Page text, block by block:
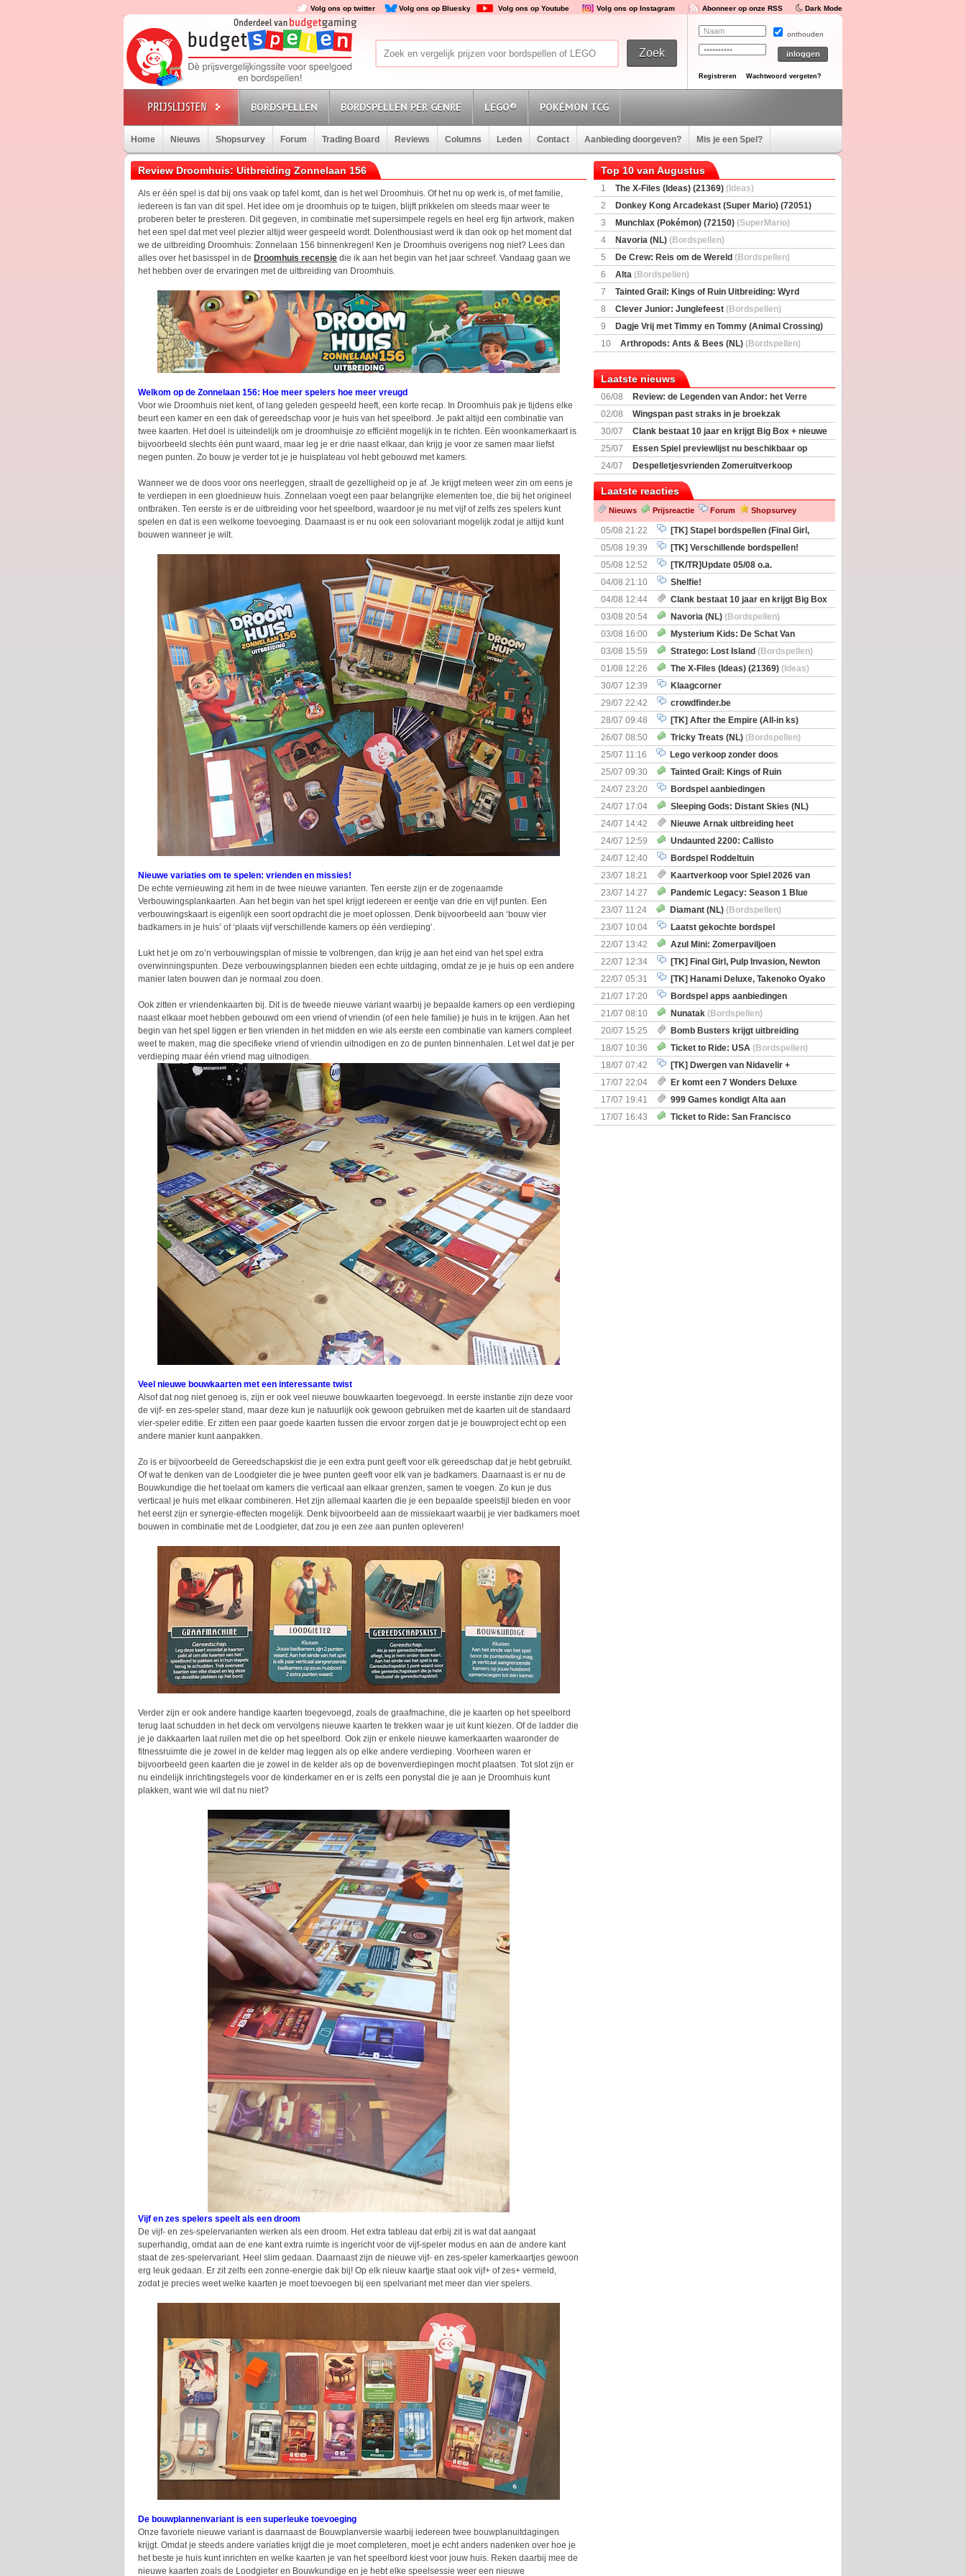
Volg ons op twitter Volg ons op Bluesky Volg ons op Youtube Volg ons op Instagram Abonneer op onze RSS Dark Mode
onthouden
Registreren Wachtwoord vergeten?
BORDSPELLEN BORDSPELLEN PER GENRE LEGO® POKÉMON TCG
Home Nieuws Shopsurvey Forum Trading Board Reviews Columns Leden Contact Aanbieding doorgeven? Mis je een Spel?
Review Droomhuis: Uitbreiding Zonnelaan 156
Als er één spel is dat bij ons vaak op tafel komt, dan is het wel Droomhuis. Of het nu op werk is, of met familie,
iedereen is fan van dit spel. Het idee om je droomhuis op te tuigen, blijft prikkelen om steeds maar weer te
proberen beter te presteren. Dit gegeven, in combinatie met supersimpele regels en heel erg fijn artwork, maken
het een spel dat met veel plezier altijd weer gespeeld wordt. Dolenthousiast werd ik dan ook op het moment dat
we de uitbreiding Droomhuis: Zonnelaan 156 binnenkregen! Ken je Droomhuis overigens nog niet? Lees dan
alles over het basisspel in de Droomhuis recensie die ik aan het begin van het jaar schreef. Vandaag gaan we
het hebben over de ervaringen met de uitbreiding van Droomhuis.
Welkom op de Zonnelaan 156: Hoe meer spelers hoe meer vreugd
Voor wie Droomhuis niet kent, of lang geleden gespeeld heeft, een korte recap. In Droomhuis pak je tijdens elke
beurt een kamer en een dak of gereedschap voor je huis van het speelbord. Je pakt altijd een combinatie van
twee kaarten. Het doel is uiteindelijk om je droomhuisje zo efficiënt mogelijk in te richten. Eén woonkamerkaart is
bijvoorbeeld slechts één punt waard, maar leg je er drie naast elkaar, dan krijg je voor ze samen maar liefst
negen punten. Zo bouw je verder tot je je huisplateau vol hebt gebouwd met kamers.
Wanneer we de doos voor ons neerleggen, straalt de gezelligheid op je af. Je krijgt meteen weer zin om eens je
te verdiepen in een gloednieuw huis. Zonnelaan voegt een paar belangrijke elementen toe, die bij het origineel
ontbraken. Ten eerste is er de uitbreiding voor het speelbord, waardoor je nu met vijf of zelfs zes spelers kunt
spelen en dat is een welkome toevoeging. Daarnaast is er nu ook een solovariant mogelijk zodat je altijd kunt
bouwen wanneer je wilt.
Nieuwe variaties om te spelen: vrienden en missies!
De echte vernieuwing zit hem in de twee nieuwe varianten. Ten eerste zijn er de zogenaamde
Verbouwingsplankaarten. Aan het begin van het spel krijgt iedereen er eentje van drie en vijf punten. Een
verbouwingskaart is eigenlijk een soort opdracht die je moet oplossen. Denk bijvoorbeeld aan ‘bouw vier
badkamers in je huis’ of ‘plaats vijf verschillende kamers op één verdieping’.
Lukt het je om zo’n verbouwingsplan of missie te volbrengen, dan krijg je aan het eind van het spel extra
overwinningspunten. Deze verbouwingsplannen bieden een echte uitdaging, omdat ze je je huis op een andere
manier laten bouwen dan je normaal zou doen.
Ook zitten er vriendenkaarten bij. Dit is de tweede nieuwe variant waarbij je bepaalde kamers op een verdieping
naast elkaar moet hebben gebouwd om een vriend of vriendin (of een hele familie) je huis in te krijgen. Aan het
begin van het spel liggen er tien vrienden in het midden en wie als eerste een combinatie van kamers compleet
weet te maken, mag die specifieke vriend of vriendin uitnodigen en zo de punten binnenhalen. Let wel dat je per
verdieping maar één vriend mag uitnodigen.
Veel nieuwe bouwkaarten met een interessante twist
Alsof dat nog niet genoeg is, zijn er ook veel nieuwe bouwkaarten toegevoegd. In eerste instantie zijn deze voor
de vijf- en zes-speler stand, maar deze kun je natuurlijk ook gewoon gebruiken met de kaarten uit de standaard
vier-speler editie. Er zitten een paar goede kaarten tussen die ervoor zorgen dat je je bouwproject echt op een
andere manier kunt aanpakken.
Zo is er bijvoorbeeld de Gereedschapskist die je een extra punt geeft voor elk gereedschap dat je hebt gebruikt.
Of wat te denken van de Loodgieter die je twee punten geeft voor elk van je badkamers. Daarnaast is er nu de
Bouwkundige die het toelaat om kamers die verticaal aan elkaar grenzen, samen te voegen. Zo kun je dus
verticaal je huis met elkaar combineren. Het zijn allemaal kaarten die je een bepaalde speelstijl bieden en voor
het eerst zijn er synergie-effecten mogelijk. Denk bijvoorbeeld aan de missiekaart waarbij je vier badkamers moet
bouwen in combinatie met de Loodgieter, dat zou je een zee aan punten opleveren!
Verder zijn er ook andere handige kaarten toegevoegd, zoals de graafmachine, die je kaarten op het speelbord
terug laat schudden in het deck om vervolgens nieuwe kaarten te trekken waar je uit kunt kiezen. Of de ladder die
je je dakkaarten laat ruilen met die op het speelbord. Ook zijn er enkele nieuwe kamerkaarten waaronder de
fitnessruimte die je zowel in de kelder mag leggen als op elke andere verdieping. Voorheen waren er
bijvoorbeeld geen kaarten die je zowel in de kelder als op de bovenverdiepingen mocht plaatsen. Tot slot zijn er
nu eindelijk inrichtingstegels voor de kinderkamer en er is zelfs een ponystal die je aan je Droomhuis kunt
plakken, want wie wil dat nu niet?
Vijf en zes spelers speelt als een droom
De vijf- en zes-spelervarianten werken als een droom. Het extra tableau dat erbij zit is wat dat aangaat
superhandig, omdat aan de ene kant extra ruimte is ingericht voor de vijf-speler modus en aan de andere kant
staat de zes-spelervariant. Heel slim gedaan. Daarnaast zijn de nieuwe vijf- en zes-speler kamerkaartjes gewoon
erg leuk gedaan. Er zit zelfs een zonne-energie dak bij! Op elk nieuw kaartje staat ook vijf+ of zes+ vermeld,
zodat je precies weet welke kaarten je moet toevoegen bij een spelvariant met meer dan vier spelers.
De bouwplannenvariant is een superleuke toevoeging
Onze favoriete nieuwe variant is daarnaast de Bouwplanversie waarbij iedereen twee bouwplanuitdagingen
krijgt. Omdat je steeds andere variaties krijgt die je moet completeren, moet je echt anders nadenken over hoe je
het beste je huis kunt inrichten en welke kaarten je van het speelbord kiest voor jouw huis. Reken daarbij mee de
nieuwe kaarten zoals de Loodgieter en Bouwkundige en je hebt elke speelsessie weer een nieuwe
Top 10 van Augustus
1 The X-Files (Ideas) (21369) (Ideas)
2
Donkey Kong Arcadekast (Super Mario) (72051)
(SuperMario)
3 Munchlax (Pokémon) (72150) (SuperMario)
4
Navoria (NL) (Bordspellen)
5
De Crew: Reis om de Wereld (Bordspellen)
6
Alta (Bordspellen)
7
Tainted Grail: Kings of Ruin Uitbreiding: Wyrd
Encounters(Bordspellen)
8 Clever Junior: Junglefeest (Bordspellen)
9
Dagje Vrij met Timmy en Tommy (Animal Crossing)
(77059)(Ideas)
10 Arthropods: Ants & Bees (NL) (Bordspellen)
Laatste nieuws
06/08
Review: de Legenden van Andor: het Verre
Land
02/08
Wingspan past straks in je broekzak
30/07
Clank bestaat 10 jaar en krijgt Big Box + nieuwe
uitbreiding
25/07
Essen Spiel previewlijst nu beschikbaar op
Boardgamegeek
24/07
Despelletjesvrienden Zomeruitverkoop
Laatste reacties
Nieuws Prijsreactie Forum Shopsurvey
05/08 21:22
[TK] Stapel bordspellen (Final Girl,
Nemesis Retaliation, Zombicide Invader)
05/08 19:39
[TK] Verschillende bordspellen!
05/08 12:52
[TK/TR]Update 05/08 o.a.
Prijsverlagingen, Imperium Horizons, 20 Strong
04/08 21:10
Shelfie!
04/08 12:44
Clank bestaat 10 jaar en krijgt Big Box
+ nieuwe uitbreiding
03/08 20:54 Navoria (NL) (Bordspellen)
03/08 16:00
Mysterium Kids: De Schat Van
Kapitein Boe
(Bordspellen)
03/08 15:59 Stratego: Lost Island (Bordspellen)
01/08 12:26
The X-Files (Ideas) (21369) (Ideas)
30/07 12:39
Klaagcorner
29/07 22:42
crowdfinder.be
28/07 09:48
[TK] After the Empire (All-in ks)
26/07 08:50
Tricky Treats (NL) (Bordspellen)
25/07 11:16
Lego verkoop zonder doos
25/07 09:30
Tainted Grail: Kings of Ruin
Uitbreiding: Wyrd Encounters(Bordspellen)
24/07 23:20
Bordspel aanbiedingen
24/07 17:04
Sleeping Gods: Distant Skies (NL)
(Bordspellen)
24/07 14:42
Nieuwe Arnak uitbreiding heet
Surprise Shipments
24/07 12:59
Undaunted 2200: Callisto
(Bordspellen)
24/07 12:40
Bordspel Roddeltuin
23/07 18:21
Kaartverkoop voor Spiel 2026 van
start
23/07 14:27
Pandemic Legacy: Season 1 Blue
(Bordspellen)
23/07 11:24 Diamant (NL) (Bordspellen)
23/07 10:04
Laatst gekochte bordspel
22/07 13:42
Azul Mini: Zomerpaviljoen
(Bordspellen)
22/07 12:34
[TK] Final Girl, Pulp Invasion, Newton
& Great Discoveries
22/07 05:31
[TK] Hanami Deluxe, Takenoko Oyako
bigbox
21/07 17:20
Bordspel apps aanbiedingen
21/07 08:10
Nunatak (Bordspellen)
20/07 15:25
Bomb Busters krijgt uitbreiding
genaamd Pro Kit
18/07 10:36 Ticket to Ride: USA (Bordspellen)
18/07 07:42
[TK] Dwergen van Nidavelir +
Sherlock Holmes Consulting Detective
17/07 22:04
Er komt een 7 Wonders Deluxe
Monsterbox
17/07 19:41
999 Games kondigt Alta aan
17/07 16:43
Ticket to Ride: San Francisco